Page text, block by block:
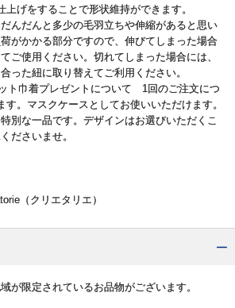
げをすることで形状維持ができます。
んだんと多少の毛羽立ちや伸縮があると思い
がかかる部分ですので、伸びてしまった場合
ご使用ください。切れてしまった場合には、
った紐に取り替えてご利用ください。
ト巾着プレゼントについて 1回のご注文につ
す。マスクケースとしてお使いいただけます。
別な一品です。デザインはお選びいただくこ
ださいませ。
（クリエタリエ）
が限定されているお品物がございます。